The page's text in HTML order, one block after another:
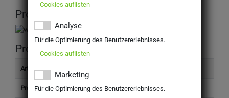
Produktbeschreibung
Produktinformation
Artikelnummer
Produkttyp Getränke
Cookies auflisten
Analyse
Für die Optimierung des Benutzererlebnisses.
Cookies auflisten
Marketing
Für die Optimierung des Benutzererlebnisses.